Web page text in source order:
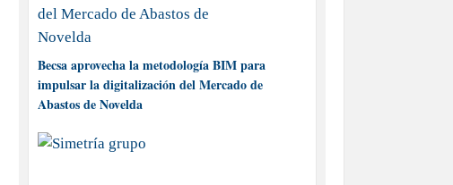
Becsa aprovecha la metodología BIM para
impulsar la digitalización del Mercado de
Abastos de Novelda